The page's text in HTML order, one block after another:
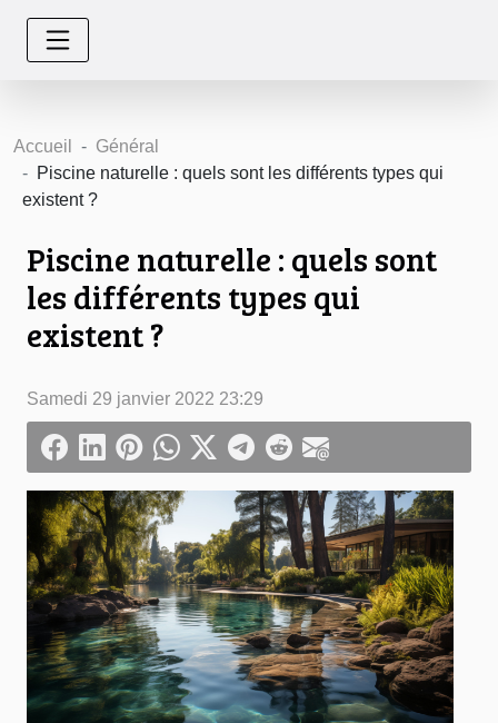
Accueil
Général
Piscine naturelle : quels sont les différents types qui
existent ?
Piscine naturelle : quels sont
les différents types qui
existent ?
Samedi 29 janvier 2022 23:29